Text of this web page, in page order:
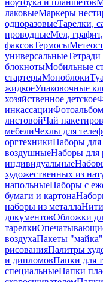
ноутбука и планшетов
лаковыеМаркеры
одноразовыеТарелки,
проводныеМел,
факсовТермосы
универсальныеТетради
блокнотыМобильные
стартерыМоноблоки
жидкоеУпаковочные
хозяйственное детское
инкассации
листовойЧай
мебелиЧехлы для
оргтехникиНаборы для
воздушныеНаборы для
индивидуальные
художественных из
напольныеНаборы с
бумаги и картона
наборы из металла
документовОбложки
тарелки
воздухаПакеты "майка"
рисованияПалитры
и дипломовПапки для
специальныеПапки